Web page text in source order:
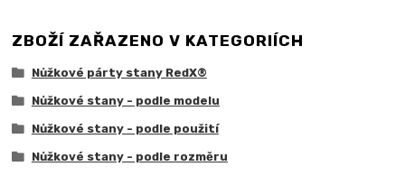
ZBOŽÍ ZAŘAZENO V KATEGORIÍCH
Nůžkové párty stany RedX®
Nůžkové stany - podle modelu
Nůžkové stany - podle použití
Nůžkové stany - podle rozměru